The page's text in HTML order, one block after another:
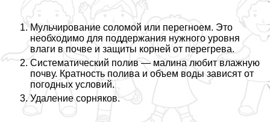
Мульчирование соломой или перегноем. Это
необходимо для поддержания нужного уровня
влаги в почве и защиты корней от перегрева.
Систематический полив — малина любит влажную
почву. Кратность полива и объем воды зависят от
погодных условий.
Удаление сорняков.